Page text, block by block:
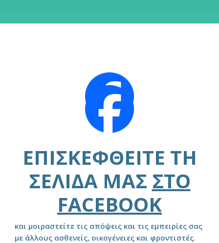
ΕΠΙΣΚΕΦΘΕΊΤΕ ΤΗ
ΣΕΛΊΔΑ ΜΑΣ ΣΤΟ
FACEBOOK
και μοιραστείτε τις απόψεις και τις εμπειρίες σας
με άλλους ασθενείς, οικογένειες και φροντιστές.